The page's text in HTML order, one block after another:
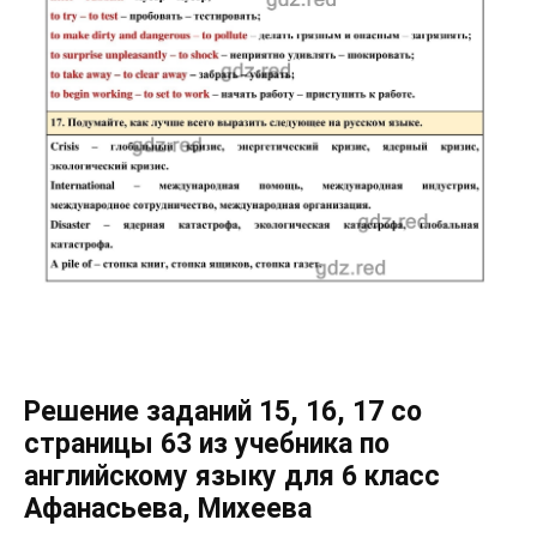
Решение заданий 15, 16, 17 со
страницы 63 из учебника по
английскому языку для 6 класс
Афанасьева, Михеева